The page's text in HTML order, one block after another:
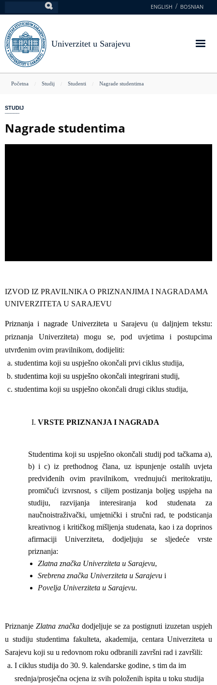
na
glavni
sadržaj
ENGLISH BOSNIAN
Univerzitet u Sarajevu
You
here
Početna Studij Studenti Nagrade studentima
STUDIJ
Nagrade studentima
IZVOD IZ PRAVILNIKA O PRIZNANJIMA I NAGRADAMA
UNIVERZITETA U SARAJEVU
Priznanja i nagrade Univerziteta u Sarajevu (u daljnjem tekstu:
priznanja Univerziteta) mogu se, pod uvjetima i postupcima
utvrđenim ovim pravilnikom, dodijeliti:
studentima koji su uspješno okončali prvi ciklus studija,
studentima koji su uspješno okončali integrirani studij,
studentima koji su uspješno okončali drugi ciklus studija,
VRSTE PRIZNANJA I NAGRADA
Studentima koji su uspješno okončali studij pod tačkama a),
b) i c) iz prethodnog člana, uz ispunjenje ostalih uvjeta
predviđenih ovim pravilnikom, vrednujući meritokratiju,
promičući izvrsnost, s ciljem postizanja boljeg uspjeha na
studiju, razvijanja interesiranja kod studenata za
naučnoistraživački, umjetnički i stručni rad, te podsticanja
kreativnog i kritičkog mišljenja studenata, kao i za doprinos
afirmaciji Univerziteta, dodjeljuju se sljedeće vrste
priznanja:
Zlatna značka Univerziteta u Sarajevu,
Srebrena značka Univerziteta u Sarajevu i
Povelja Univerziteta u Sarajevu.
Priznanje Zlatna značka dodjeljuje se za postignuti izuzetan uspjeh
u studiju studentima fakulteta, akademija, centara Univerziteta u
Sarajevu koji su u redovnom roku odbranili završni rad i završili:
I ciklus studija do 30. 9. kalendarske godine, s tim da im
srednja/prosječna ocjena iz svih položenih ispita u toku studija